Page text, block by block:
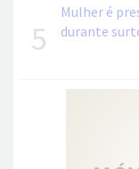
5
Mulher é
durante